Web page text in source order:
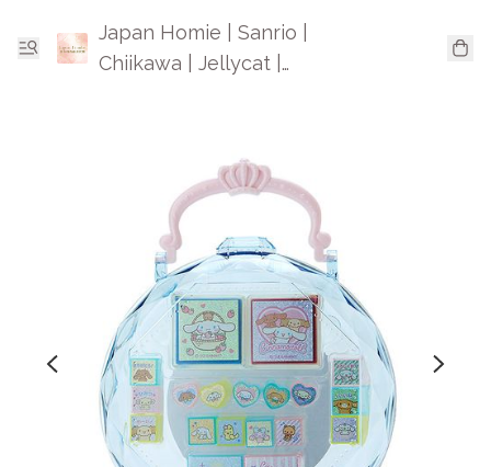
Japan Homie | Sanrio |
Chiikawa | Jellycat |